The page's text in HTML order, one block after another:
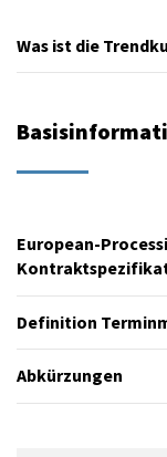
Was ist die
European-
Definition
Abkürzungen